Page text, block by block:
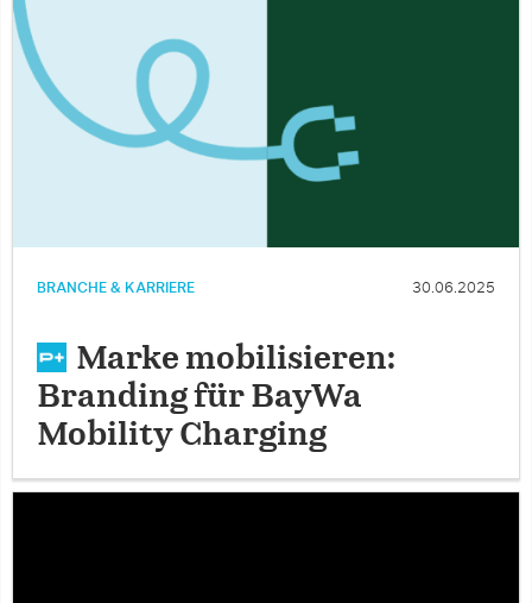
BRANCHE & KARRIERE 30.06.2025
Marke mobilisieren:
Branding für BayWa
Mobility Charging